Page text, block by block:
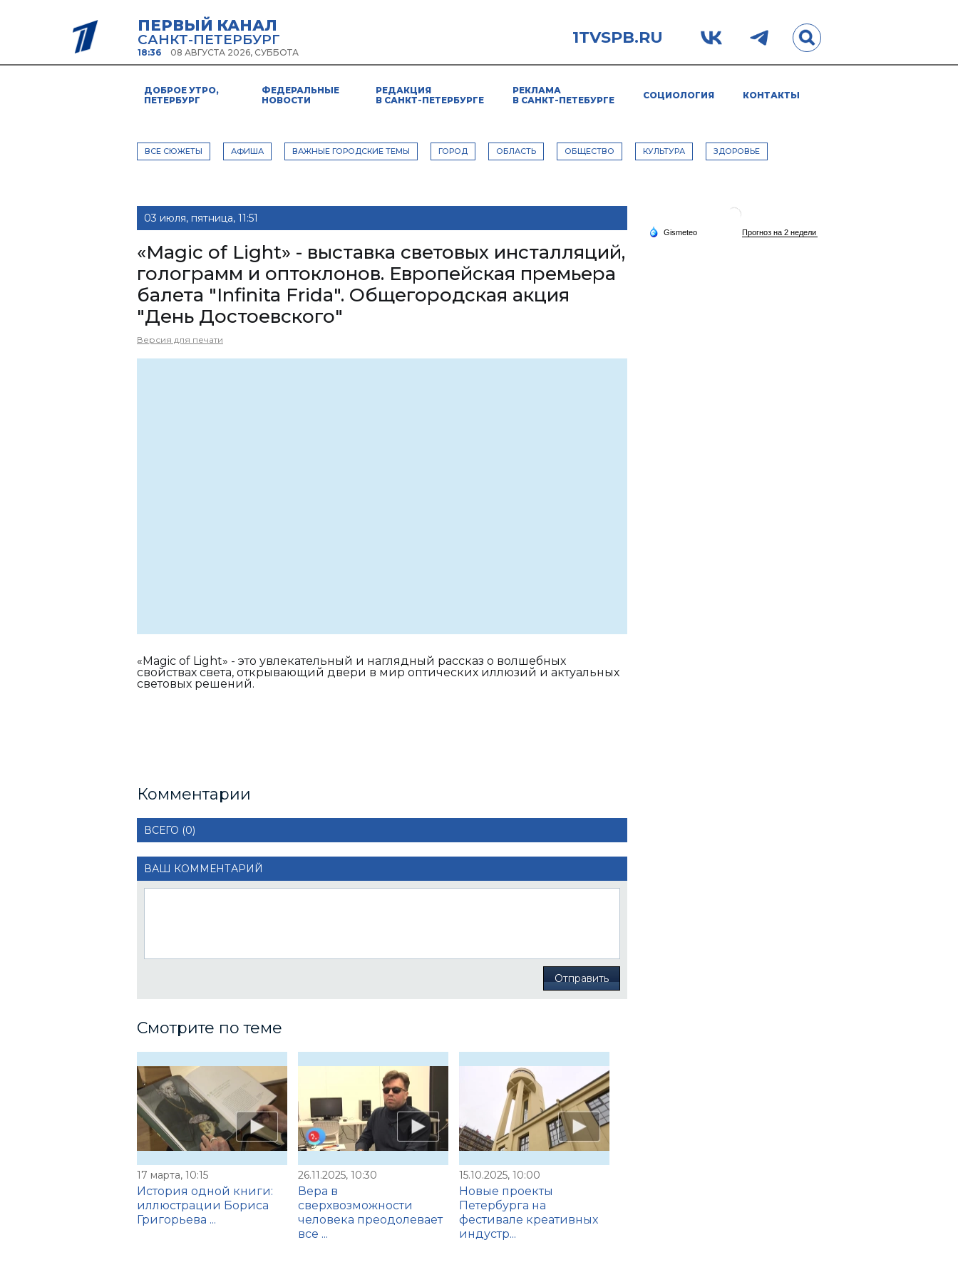
ПЕРВЫЙ КАНАЛ
САНКТ-ПЕТЕРБУРГ
18:36 08 АВГУСТА 2026, СУББОТА
1TVSPB.RU
ДОБРОЕ УТРО,
ПЕТЕРБУРГ
ФЕДЕРАЛЬНЫЕ
НОВОСТИ
РЕДАКЦИЯ
В САНКТ-ПЕТЕРБУРГЕ
РЕКЛАМА
В САНКТ-ПЕТЕБУРГЕ
СОЦИОЛОГИЯ КОНТАКТЫ
ВСЕ СЮЖЕТЫ АФИША ВАЖНЫЕ ГОРОДСКИЕ ТЕМЫ ГОРОД ОБЛАСТЬ ОБЩЕСТВО КУЛЬТУРА ЗДОРОВЬЕ
03 июля, пятница, 11:51
«Magic of Light» - выставка световых инсталляций,
голограмм и оптоклонов. Европейская премьера
балета "Infinita Frida". Общегородская акция
"День Достоевского"
Версия для печати
«Magic of Light» - это увлекательный и наглядный рассказ о волшебных
свойствах света, открывающий двери в мир оптических иллюзий и актуальных
световых решений.
Комментарии
ВСЕГО (0)
ВАШ КОММЕНТАРИЙ
Отправить
Смотрите по теме
17 марта, 10:15
История одной книги:
иллюстрации Бориса
Григорьева ...
26.11.2025, 10:30
Вера в
сверхвозможности
человека преодолевает
все ...
15.10.2025, 10:00
Новые проекты
Петербурга на
фестивале креативных
индустр...